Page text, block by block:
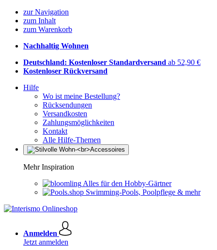
zur Navigation
zum Inhalt
zum Warenkorb
Nachhaltig Wohnen
Deutschland: Kostenloser Standardversand ab 52,90 €
Kostenloser Rückversand
Hilfe
Wo ist meine Bestellung?
Rücksendungen
Versandkosten
Zahlungsmöglichkeiten
Kontakt
Alle Hilfe-Themen
Mehr Inspiration
Alles für den Hobby-Gärtner
Swimming-Pools, Poolpflege & mehr
Anmelden
Jetzt anmelden